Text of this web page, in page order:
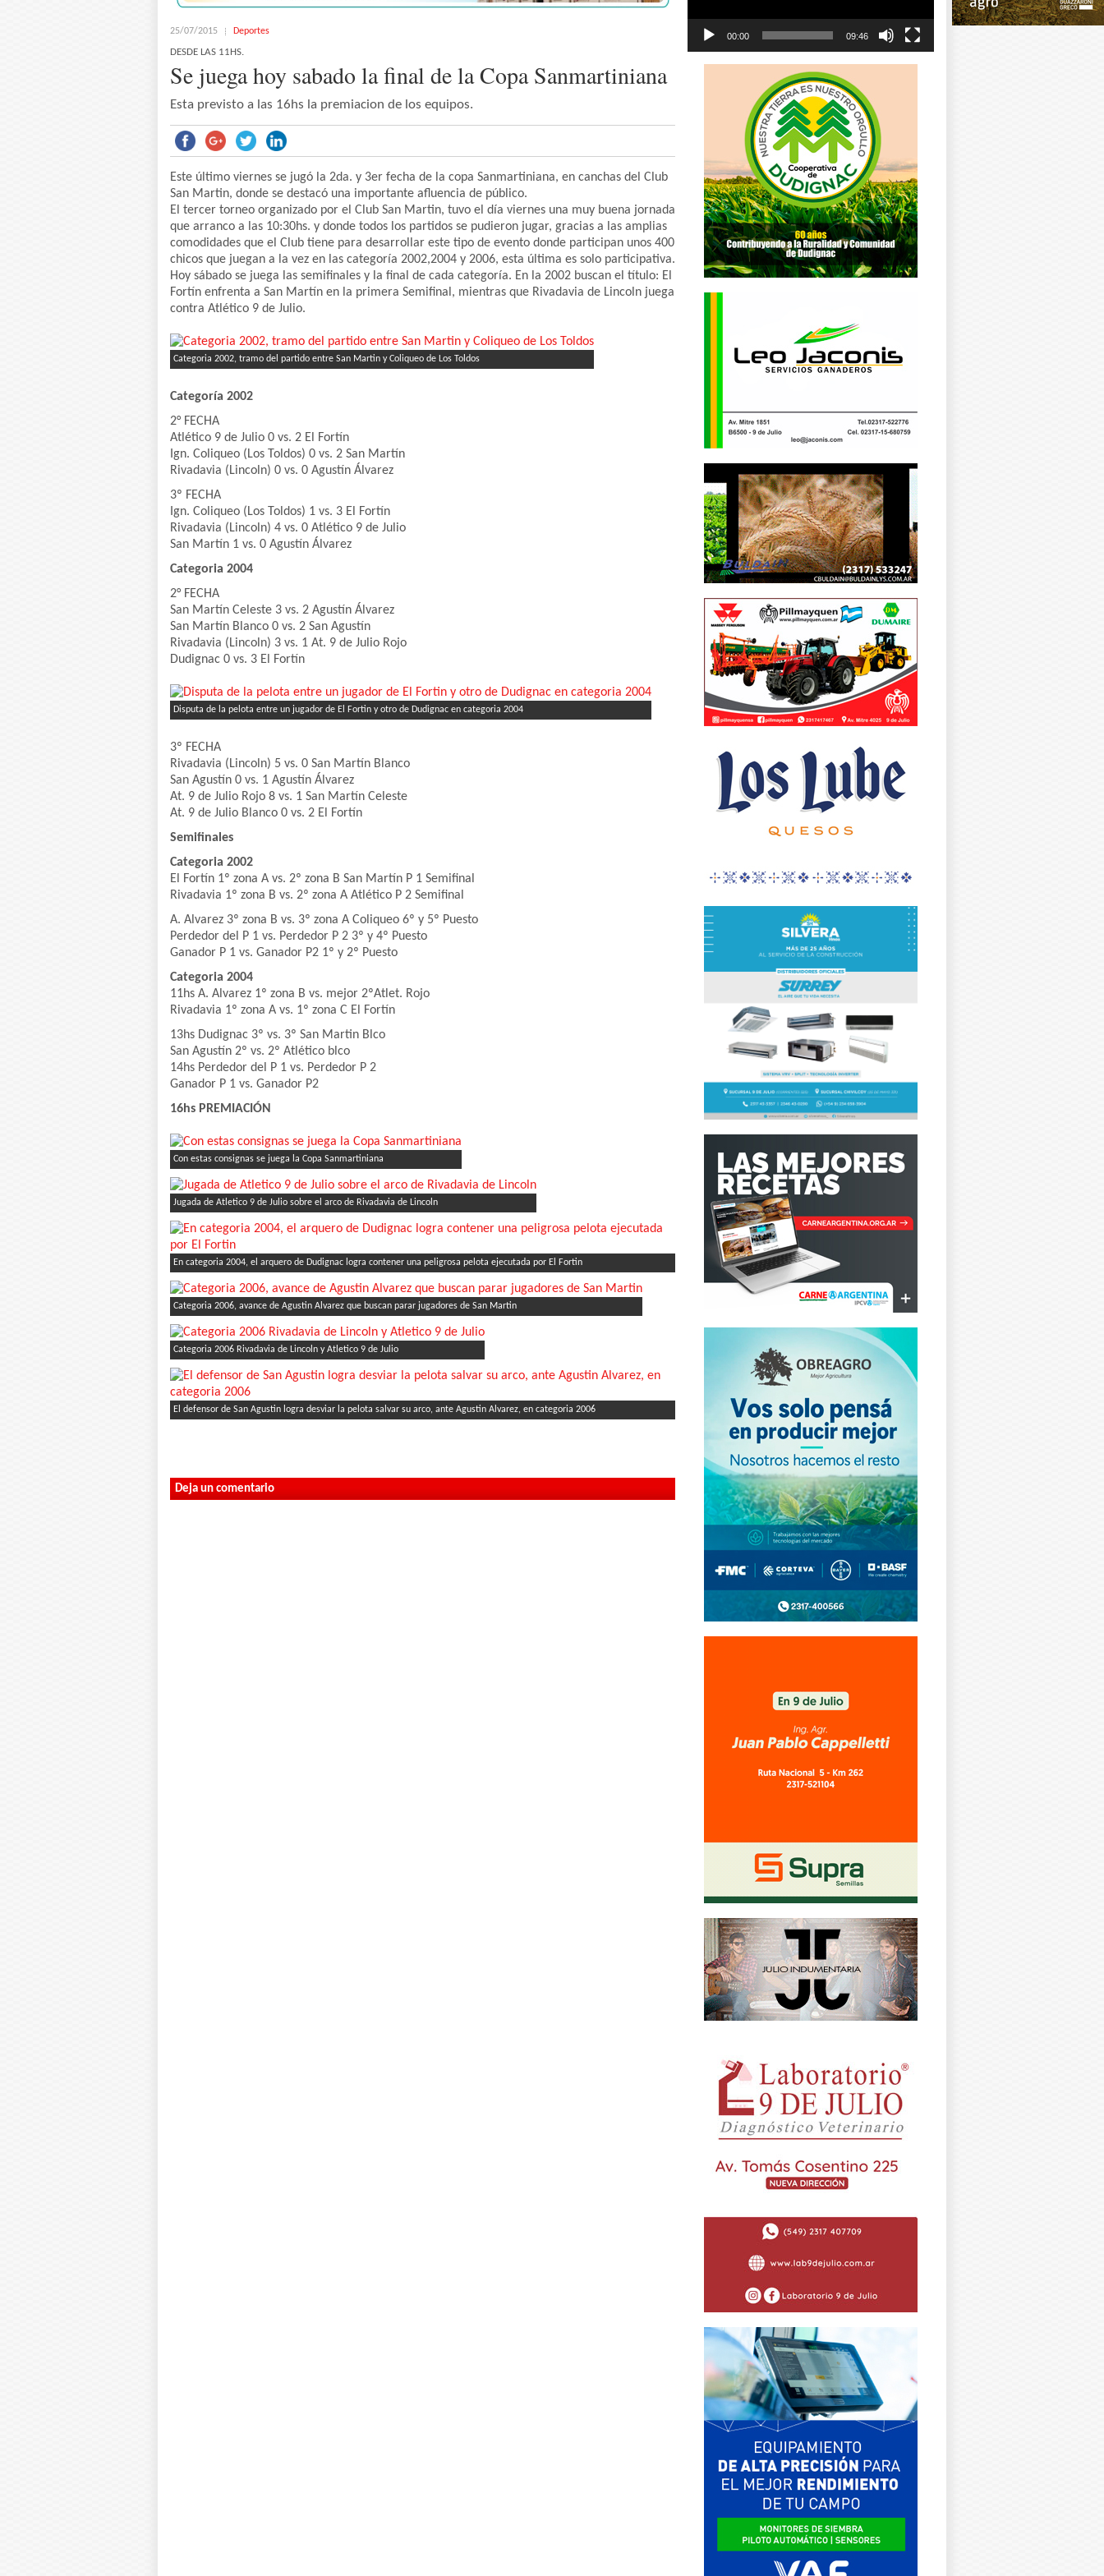
25/07/2015 Deportes
DESDE LAS 11HS.
Se juega hoy sabado la final de la Copa Sanmartiniana
Esta previsto a las 16hs la premiacion de los equipos.
Este último viernes se jugó la 2da. y 3er fecha de la copa Sanmartiniana, en canchas del Club
San Martin, donde se destacó una importante afluencia de público.
El tercer torneo organizado por el Club San Martin, tuvo el día viernes una muy buena jornada
que arranco a las 10:30hs. y donde todos los partidos se pudieron jugar, gracias a las amplias
comodidades que el Club tiene para desarrollar este tipo de evento donde participan unos 400
chicos que juegan a la vez en las categoría 2002,2004 y 2006, esta última es solo participativa.
Hoy sábado se juega las semifinales y la final de cada categoría. En la 2002 buscan el título: El
Fortín enfrenta a San Martín en la primera Semifinal, mientras que Rivadavia de Lincoln juega
contra Atlético 9 de Julio.
Categoria 2002, tramo del partido entre San Martin y Coliqueo de Los Toldos
Categoría 2002
2° FECHA
Atlético 9 de Julio 0 vs. 2 El Fortín
Ign. Coliqueo (Los Toldos) 0 vs. 2 San Martín
Rivadavia (Lincoln) 0 vs. 0 Agustín Álvarez
3º FECHA
Ign. Coliqueo (Los Toldos) 1 vs. 3 El Fortín
Rivadavia (Lincoln) 4 vs. 0 Atlético 9 de Julio
San Martín 1 vs. 0 Agustín Álvarez
Categoria 2004
2° FECHA
San Martín Celeste 3 vs. 2 Agustín Álvarez
San Martín Blanco 0 vs. 2 San Agustín
Rivadavia (Lincoln) 3 vs. 1 At. 9 de Julio Rojo
Dudignac 0 vs. 3 El Fortín
Disputa de la pelota entre un jugador de El Fortin y otro de Dudignac en categoria 2004
3º FECHA
Rivadavia (Lincoln) 5 vs. 0 San Martín Blanco
San Agustín 0 vs. 1 Agustín Álvarez
At. 9 de Julio Rojo 8 vs. 1 San Martín Celeste
At. 9 de Julio Blanco 0 vs. 2 El Fortín
Semifinales
Categoria 2002
El Fortín 1º zona A vs. 2º zona B San Martín P 1 Semifinal
Rivadavia 1º zona B vs. 2º zona A Atlético P 2 Semifinal
A. Alvarez 3º zona B vs. 3º zona A Coliqueo 6º y 5º Puesto
Perdedor del P 1 vs. Perdedor P 2 3º y 4º Puesto
Ganador P 1 vs. Ganador P2 1º y 2º Puesto
Categoria 2004
11hs A. Alvarez 1º zona B vs. mejor 2ºAtlet. Rojo
Rivadavia 1º zona A vs. 1º zona C El Fortín
13hs Dudignac 3º vs. 3º San Martin Blco
San Agustín 2º vs. 2º Atlético blco
14hs Perdedor del P 1 vs. Perdedor P 2
Ganador P 1 vs. Ganador P2
16hs PREMIACIÓN
Con estas consignas se juega la Copa Sanmartiniana
Jugada de Atletico 9 de Julio sobre el arco de Rivadavia de Lincoln
En categoria 2004, el arquero de Dudignac logra contener una peligrosa pelota ejecutada por El Fortin
Categoria 2006, avance de Agustin Alvarez que buscan parar jugadores de San Martin
Categoria 2006 Rivadavia de Lincoln y Atletico 9 de Julio
El defensor de San Agustin logra desviar la pelota salvar su arco, ante Agustin Alvarez, en categoria 2006
Deja un comentario
00:00 09:46